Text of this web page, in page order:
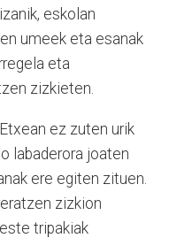
eskolan
umeek eta esanak
eta
zizkieten.
ez zuten urik
labaderora joaten
ere egiten zituen.
zizkion
tripakiak